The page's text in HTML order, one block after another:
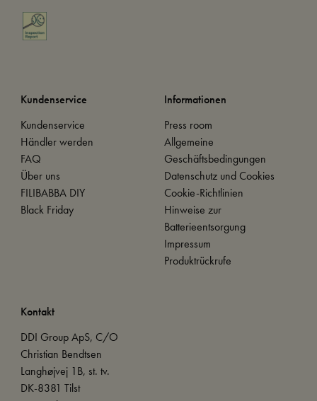
Kundenservice
Kundenservice
Händler werden
FAQ
Über uns
FILIBABBA DIY
Black Friday
Informationen
Press room
Allgemeine
Geschäftsbedingungen
Datenschutz und Cookies
Cookie-Richtlinien
Hinweise zur
Batterieentsorgung
Impressum
Produktrückrufe
Kontakt
DDI Group ApS, C/O
Christian Bendtsen
Langhøjvej 1B, st. tv.
DK-8381 Tilst